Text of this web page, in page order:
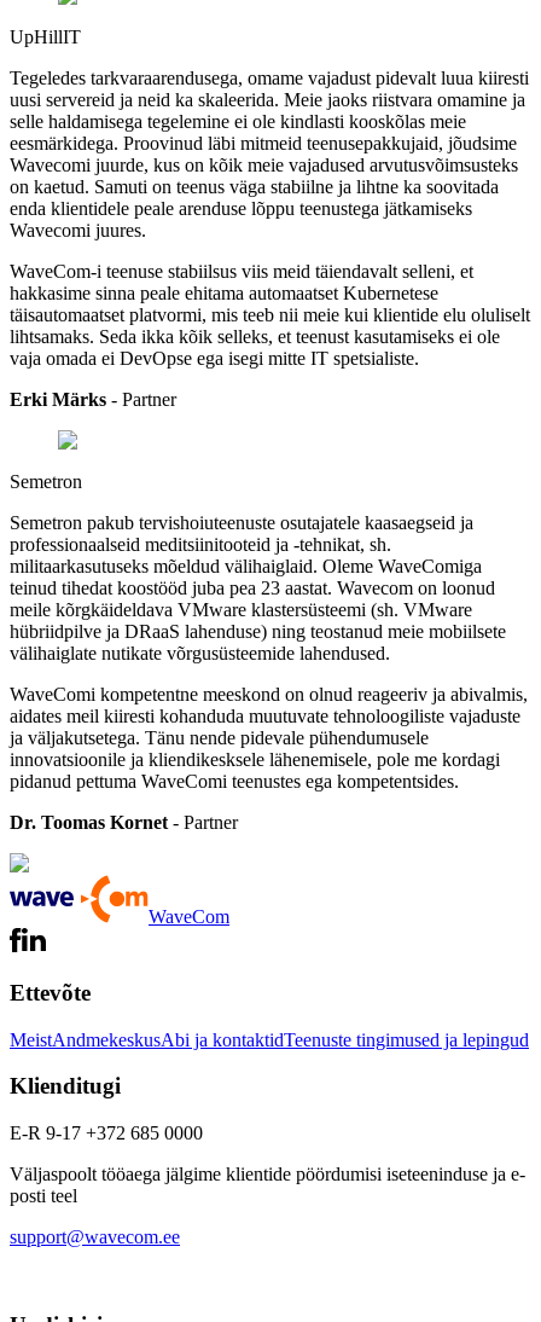
UpHillIT
Tegeledes tarkvaraarendusega, omame vajadust pidevalt luua kiiresti
uusi servereid ja neid ka skaleerida. Meie jaoks riistvara omamine ja
selle haldamisega tegelemine ei ole kindlasti kooskõlas meie
eesmärkidega. Proovinud läbi mitmeid teenusepakkujaid, jõudsime
Wavecomi juurde, kus on kõik meie vajadused arvutusvõimsusteks
on kaetud. Samuti on teenus väga stabiilne ja lihtne ka soovitada
enda klientidele peale arenduse lõppu teenustega jätkamiseks
Wavecomi juures.
WaveCom-i teenuse stabiilsus viis meid täiendavalt selleni, et
hakkasime sinna peale ehitama automaatset Kubernetese
täisautomaatset platvormi, mis teeb nii meie kui klientide elu oluliselt
lihtsamaks. Seda ikka kõik selleks, et teenust kasutamiseks ei ole
vaja omada ei DevOpse ega isegi mitte IT spetsialiste.
Erki Märks - Partner
Semetron
Semetron pakub tervishoiuteenuste osutajatele kaasaegseid ja
professionaalseid meditsiinitooteid ja -tehnikat, sh.
militaarkasutuseks mõeldud välihaiglaid. Oleme WaveComiga
teinud tihedat koostööd juba pea 23 aastat. Wavecom on loonud
meile kõrgkäideldava VMware klastersüsteemi (sh. VMware
hübriidpilve ja DRaaS lahenduse) ning teostanud meie mobiilsete
välihaiglate nutikate võrgusüsteemide lahendused.
WaveComi kompetentne meeskond on olnud reageeriv ja abivalmis,
aidates meil kiiresti kohanduda muutuvate tehnoloogiliste vajaduste
ja väljakutsetega. Tänu nende pidevale pühendumusele
innovatsioonile ja kliendikesksele lähenemisele, pole me kordagi
pidanud pettuma WaveComi teenustes ega kompetentsides.
Dr. Toomas Kornet - Partner
WaveCom
Ettevõte
MeistAndmekeskusAbi ja kontaktidTeenuste tingimused ja lepingud
Klienditugi
E-R 9-17 +372 685 0000
Väljaspoolt tööaega jälgime klientide pöördumisi iseteeninduse ja e-
posti teel
support@wavecom.ee